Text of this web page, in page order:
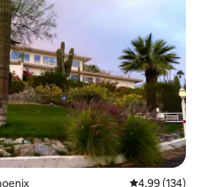
Keskmine
4,99 (134)